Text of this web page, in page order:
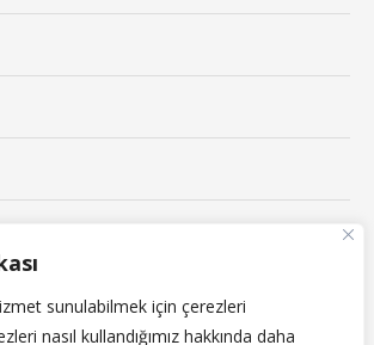
sunulabilmek için çerezleri
nasıl kullandığımız hakkında daha